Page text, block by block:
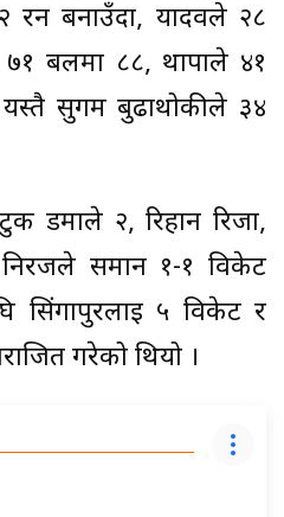
बनाउँदा, यादवले २८
७१ बलमा ८८, थापाले ४१
सुगम बुढाथोकीले ३४
डर्माले २, रिहान रिजा,
समान १-१ विकेट
सिंगापुरलाई ५ विकेट र
गरेको थियो ।